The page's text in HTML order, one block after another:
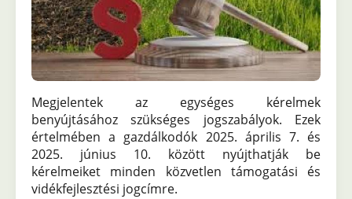
Megjelentek az egységes kérelmek
benyújtásához szükséges jogszabályok. Ezek
értelmében a gazdálkodók 2025. április 7. és
2025. június 10. között nyújthatják be
kérelmeiket minden közvetlen támogatási és
vidékfejlesztési jogcímre.